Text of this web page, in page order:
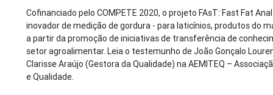
Cofinanciado pelo COMPETE 2020, o projeto FAsT: Fast Fat
inovador de medição de gordura - para laticínios, produtos do
a partir da promoção de iniciativas de transferência de
setor agroalimentar. Leia o testemunho de João Gonçalo
Clarisse Araújo (Gestora da Qualidade) na AEMITEQ –
e Qualidade.